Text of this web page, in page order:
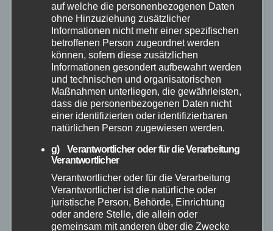
mithalten. Es wird erwartet, dass es im April in
Europa wieder verfügbar sein wird. Die
genauen Lieferzeiten können je nach
Verfügbarkeit der Komponenten variieren.
Kunden müssen sich daher gedulden und
regelmäßig die Verfügbarkeit überprüfen.
Obwohl das Riverside Touring 920 derzeit nicht
verfügbar ist, lohnt es sich, regelmäßig nach
Updates zur Verfügbarkeit zu suchen. Sobald
das Rad wieder bestellbar ist, sollten Sie
schnell handeln, da die Nachfrage hoch ist und
die Lieferzeiten möglicherweise länger sein
können.
auf welche die personenbezogenen Daten
ohne Hinzuziehung zusätzlicher
Informationen nicht mehr einer spezifischen
betroffenen Person zugeordnet werden
können, sofern diese zusätzlichen
Informationen gesondert aufbewahrt werden
und technischen und organisatorischen
Maßnahmen unterliegen, die gewährleisten,
dass die personenbezogenen Daten nicht
einer identifizierten oder identifizierbaren
natürlichen Person zugewiesen werden.
g) Verantwortlicher oder für die Verarbeitung
Verantwortlicher
Verantwortlicher oder für die Verarbeitung
Verantwortlicher ist die natürliche oder
juristische Person, Behörde, Einrichtung
oder andere Stelle, die allein oder
gemeinsam mit anderen über die Zwecke